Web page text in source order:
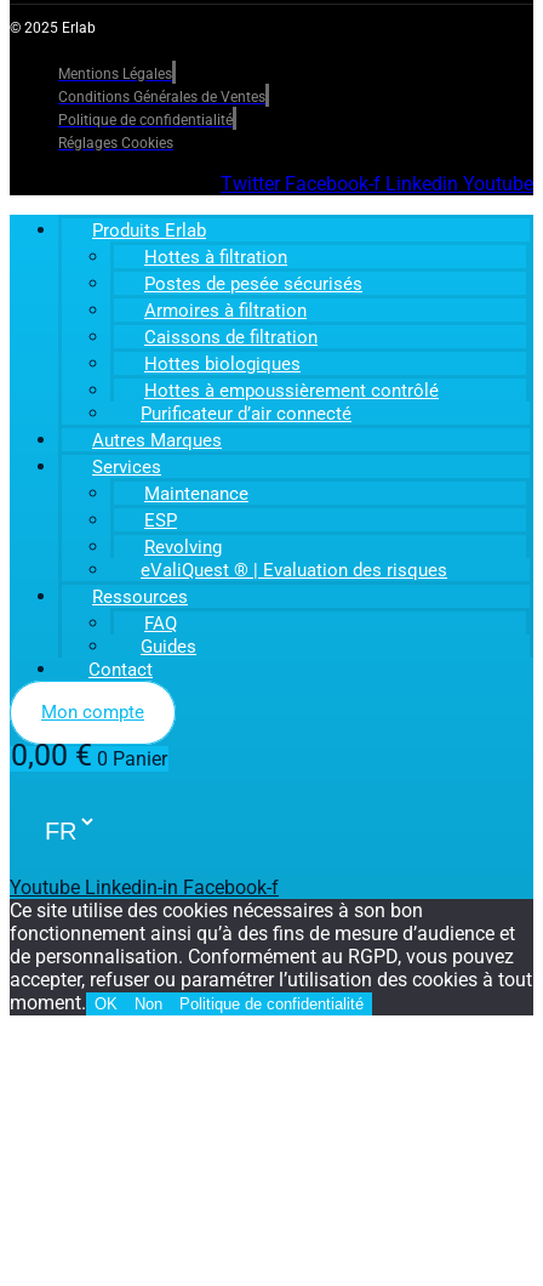
© 2025 Erlab
Mentions Légales
Conditions Générales de Ventes
Politique de confidentialité
Réglages Cookies
Twitter Facebook-f Linkedin Youtube
Produits Erlab
Hottes à filtration
Postes de pesée sécurisés
Armoires à filtration
Caissons de filtration
Hottes biologiques
Hottes à empoussièrement contrôlé
Purificateur d’air connecté
Autres Marques
Services
Maintenance
ESP
Revolving
eValiQuest ® | Evaluation des risques
Ressources
FAQ
Guides
Contact
Mon compte
0,00€ 0 Panier
Youtube Linkedin-in Facebook-f
Ce site utilise des cookies nécessaires à son bon
fonctionnement ainsi qu’à des fins de mesure d’audience et
de personnalisation. Conformément au RGPD, vous pouvez
accepter, refuser ou paramétrer l’utilisation des cookies à tout
moment. OK Non Politique de confidentialité